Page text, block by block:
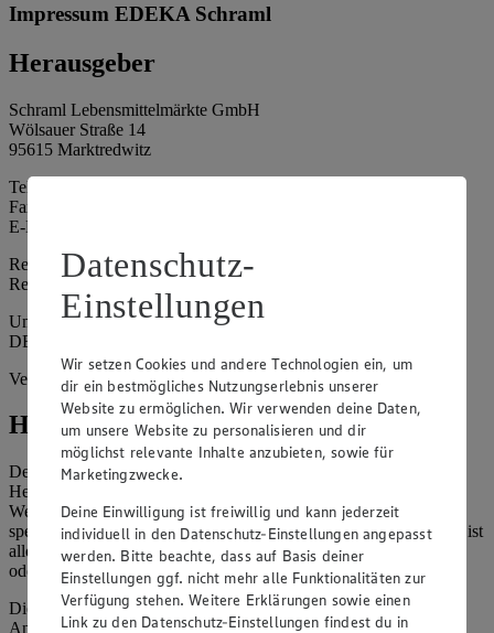
Impressum EDEKA Schraml
Herausgeber
Schraml Lebensmittelmärkte GmbH
Wölsauer Straße 14
95615 Marktredwitz
Telefon: 09231 973531 - 0
Fax: 09231 973531 - 13
E-Mail: info@edeka-schraml.de
Registergericht: Hof
Registernummer: HRB 6135
Umsatzsteuer-Identifikationsnummer gem. § 27a UStG:
DE328666641
Vertretungsberechtigte: Patrick Schraml
Hinweise
Der Inhalt dieser Website ist urheberrechtlich geschützt. Der
Herausgeber gewährt Ihnen jedoch das Recht, den auf dieser
Website bereitgestellten Text ganz oder ausschnittsweise zu
speichern und zu vervielfältigen. Aus Gründen des Urheberrechts ist
allerdings die Speicherung und Vervielfältigung von Bildmaterial
oder Grafiken aus dieser Website nicht gestattet.
Die verantwortliche Stelle ist nicht für die Inhalte der versendeten
Angebotsinformationen verantwortlich. Firma und Anschriften
Datenschutz-
Einstellungen
Wir setzen Cookies und andere Technologien ein, um
dir ein bestmögliches Nutzungserlebnis unserer
Website zu ermöglichen. Wir verwenden deine Daten,
um unsere Website zu personalisieren und dir
möglichst relevante Inhalte anzubieten, sowie für
Marketingzwecke.
Deine Einwilligung ist freiwillig und kann jederzeit
individuell in den Datenschutz-Einstellungen angepasst
werden. Bitte beachte, dass auf Basis deiner
Einstellungen ggf. nicht mehr alle Funktionalitäten zur
Verfügung stehen. Weitere Erklärungen sowie einen
Link zu den Datenschutz-Einstellungen findest du in